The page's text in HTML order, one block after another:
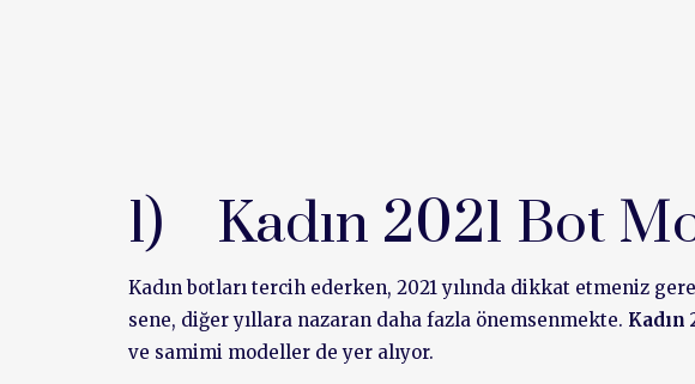
1) Kadın 2021 Bot
Kadın botları tercih ederken, 2021 yılında dikkat etmeniz
sene, diğer yıllara nazaran daha fazla önemsenmekte. Kadın
ve samimi modeller de yer alıyor.